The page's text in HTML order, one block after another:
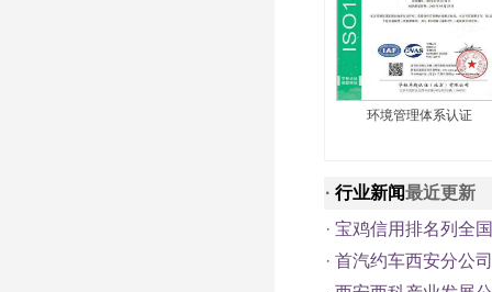
环境管理体系认证
· 行业新闻最近更新
· 宝鸡信用排名列全
· 首汽约车西安分公